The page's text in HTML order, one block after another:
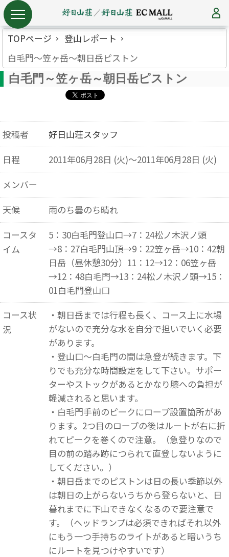
TOPページ
登山レポート
白毛門～笠ヶ岳～朝日岳ピストン
白毛門～笠ヶ岳～朝日岳ピストン
投稿者
好日山荘スタッフ
日程
2011年06月28日 (火)～2011年06月28日 (火)
メンバー
天候
雨のち曇のち晴れ
コースタ
イム
5：30白毛門登山口→7：24松ノ木沢ノ頭
→8：27白毛門山頂→9：22笠ヶ岳→10：42朝
日岳（昼休憩30分）11：12→12：06笠ヶ岳
→12：48白毛門→13：24松ノ木沢ノ頭→15：
01白毛門登山口
コース状
況
・朝日岳までは行程も長く、コース上に水場
がないので充分な水を自分で担いでいく必要
があります。
・登山口～白毛門の間は急登が続きます。下
りでも充分な時間設定をして下さい。サポー
ターやストックがあるとかなり膝への負担が
軽減されると思います。
・白毛門手前のピークにロープ設置箇所があ
ります。2つ目のロープの後はルートが右に折
れてピークを巻くので注意。（急登りなので
目の前の踏み跡につられて直登しないように
してください。）
・朝日岳までのピストンは日の長い季節以外
は朝日の上がらないうちから登らないと、日
暮れまでに下山できなくなるので要注意で
す。（ヘッドランプは必須できればそれ以外
にもう一つ手持ちのライトがあると暗いうち
にルートを見つけやすいです）